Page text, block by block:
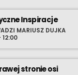
Inspiracje
MARIUSZ DUJKA
12:00
stronie osi